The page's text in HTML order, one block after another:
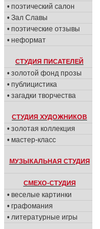
• поэтический салон
• Зал Славы
• поэтические отзывы
• неформат
СТУДИЯ ПИСАТЕЛЕЙ
• золотой фонд прозы
• публицистика
• загадки творчества
СТУДИЯ ХУДОЖНИКОВ
• золотая коллекция
• мастер-класс
МУЗЫКАЛЬНАЯ СТУДИЯ
СМЕХО-СТУДИЯ
• веселые картинки
• графомания
• литературные игры